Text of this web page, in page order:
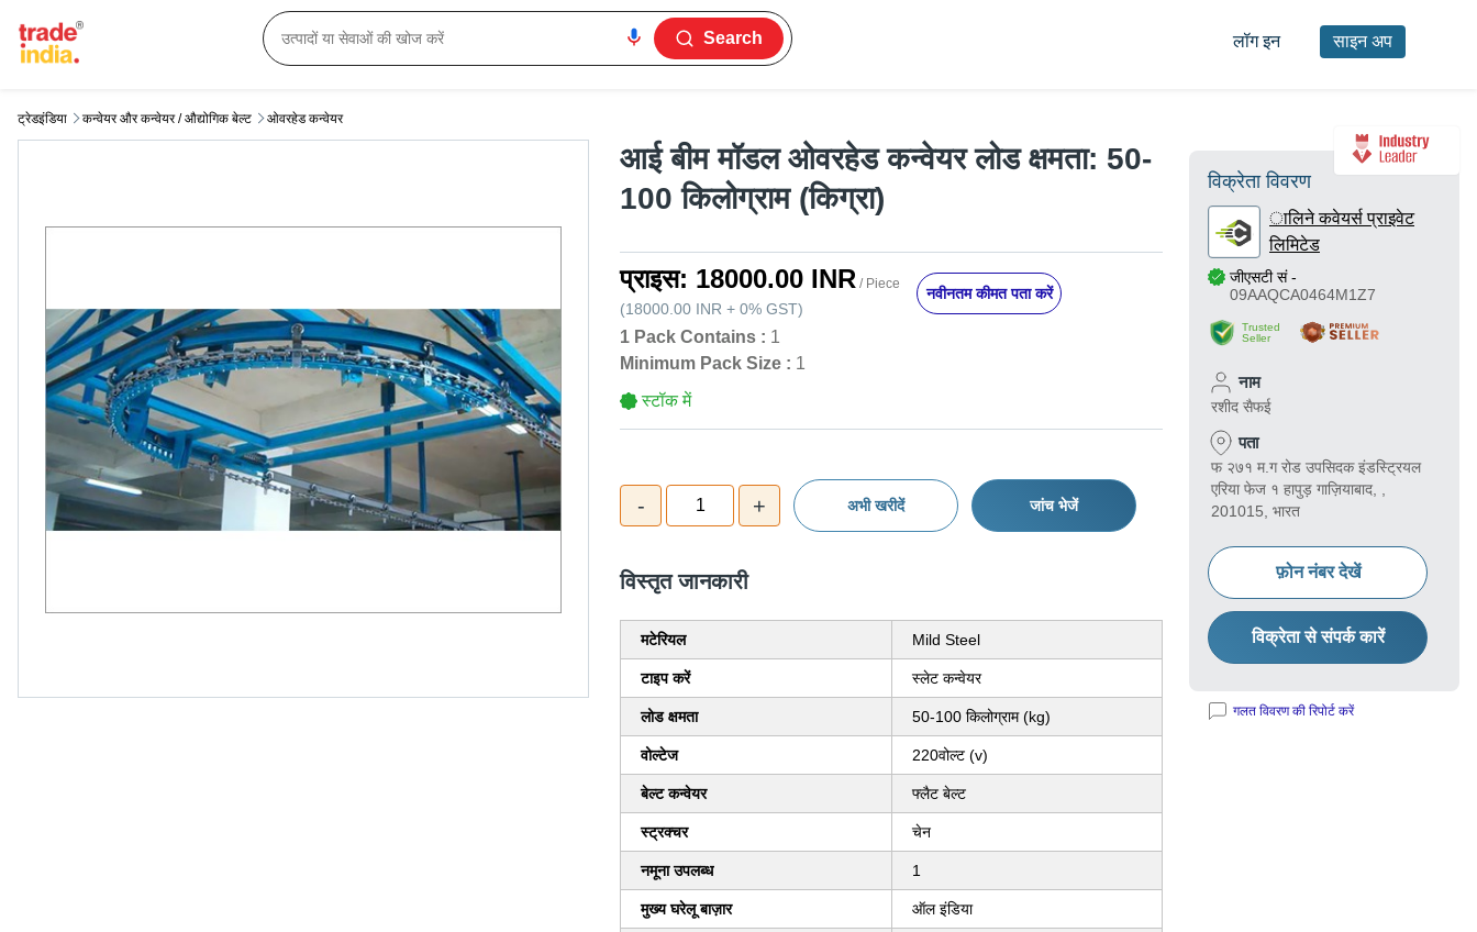
Search लॉग इन साइन अप
ट्रेडइंडिया कन्वेयर और कन्वेयर / औद्योगिक बेल्ट ओवरहेड कन्वेयर
आई बीम मॉडल ओवरहेड कन्वेयर लोड क्षमता: 50-
100 किलोग्राम (किग्रा)
प्राइस: 18000.00 INR / Piece
(18000.00 INR + 0% GST)
नवीनतम कीमत पता करें
1 Pack Contains : 1
Minimum Pack Size : 1
स्टॉक में
- 1 + अभी खरीदें जांच भेजें
विस्‍तृत जानकारी
मटेरियल Mild Steel
टाइप करें स्लेट कन्वेयर
लोड क्षमता 50-100 किलोग्राम (kg)
वोल्टेज 220वोल्ट (v)
बेल्ट कन्वेयर फ्लैट बेल्ट
स्ट्रक्चर चेन
नमूना उपलब्ध 1
मुख्य घरेलू बाज़ार ऑल इंडिया
विक्रेता विवरण
ालिने कवेयर्स प्राइवेट
लिमिटेड
जीएसटी सं-
09AAQCA0464M1Z7
Trusted
Seller
नाम
रशीद सैफई
पता
फ २७१ म.ग रोड उपसिदक इंडस्ट्रियल
एरिया फेज १ हापुड़ गाज़ियाबाद, ,
201015, भारत
फ़ोन नंबर देखें
विक्रेता से संपर्क कारें
गलत विवरण की रिपोर्ट करें